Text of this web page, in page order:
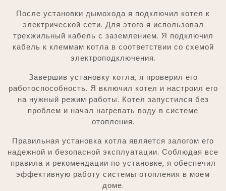
После установки дымохода я подключил котел к
электрической сети. Для этого я использовал
трехжильный кабель с заземлением. Я подключил
кабель к клеммам котла в соответствии со схемой
электроподключения.
Завершив установку котла‚ я проверил его
работоспособность. Я включил котел и настроил его
на нужный режим работы. Котел запустился без
проблем и начал нагревать воду в системе
отопления.
Правильная установка котла является залогом его
надежной и безопасной эксплуатации. Соблюдая все
правила и рекомендации по установке‚ я обеспечил
эффективную работу системы отопления в моем
доме.